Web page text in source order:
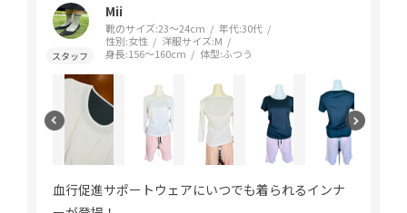
Mii
靴のサイズ:23～24cm 年代:30代
性別:女性 洋服サイズ:M
身長:156～160cm 体型:ふつう
血行促進サポートウェアにいつでも着られるインナ